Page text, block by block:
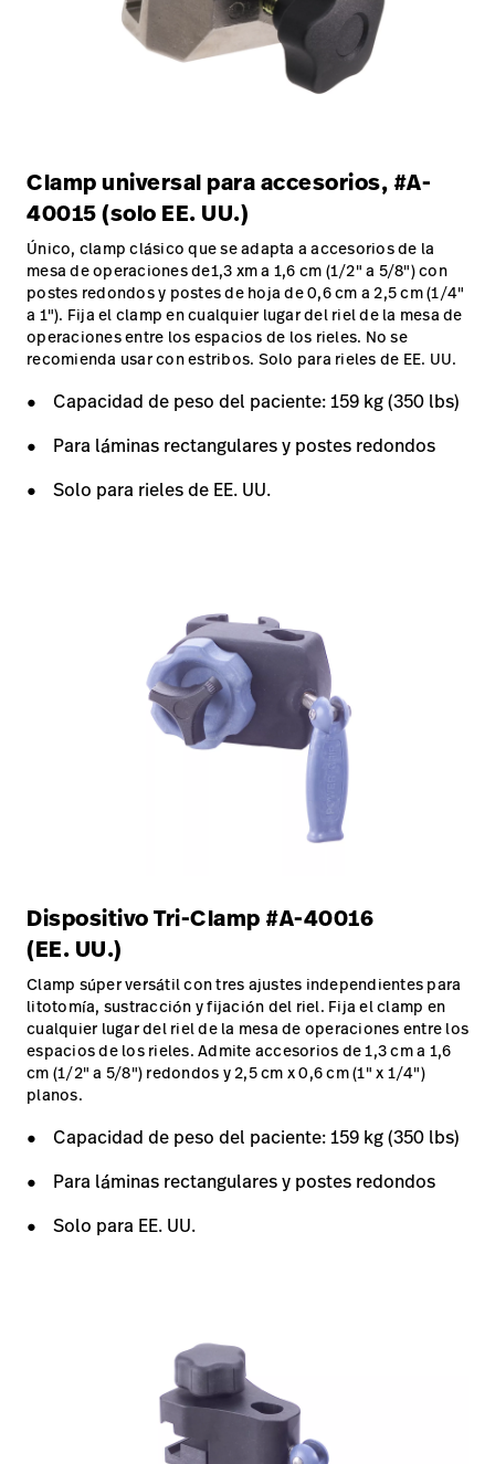
Clamp universal para accesorios, #A-
40015 (solo EE. UU.)
Único, clamp clásico que se adapta a accesorios de la
mesa de operaciones de1,3 xm a 1,6 cm (1/2" a 5/8") con
postes redondos y postes de hoja de 0,6 cm a 2,5 cm (1/4"
a 1"). Fija el clamp en cualquier lugar del riel de la mesa de
operaciones entre los espacios de los rieles. No se
recomienda usar con estribos. Solo para rieles de EE. UU.
Capacidad de peso del paciente: 159 kg (350 lbs)
Para láminas rectangulares y postes redondos
Solo para rieles de EE. UU.
Dispositivo Tri-Clamp #A-40016
(EE. UU.)
Clamp súper versátil con tres ajustes independientes para
litotomía, sustracción y fijación del riel. Fija el clamp en
cualquier lugar del riel de la mesa de operaciones entre los
espacios de los rieles. Admite accesorios de 1,3 cm a 1,6
cm (1/2" a 5/8") redondos y 2,5 cm x 0,6 cm (1" x 1/4")
planos.
Capacidad de peso del paciente: 159 kg (350 lbs)
Para láminas rectangulares y postes redondos
Solo para EE. UU.